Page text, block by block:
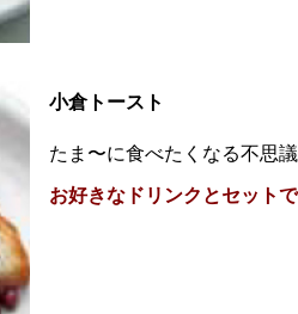
小倉トースト
たま〜に食べたくなる不思議
お好きなドリンクとセットで